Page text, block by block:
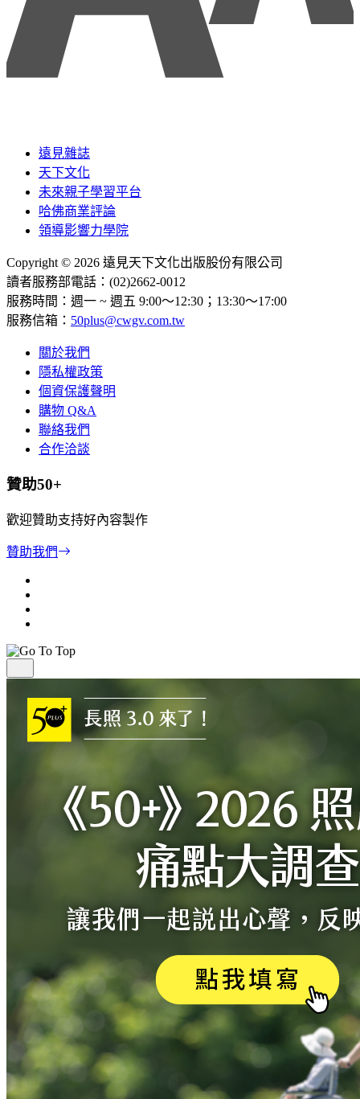
遠見雜誌
天下文化
未來親子學習平台
哈佛商業評論
領導影響力學院
Copyright © 2026 遠見天下文化出版股份有限公司
讀者服務部電話：(02)2662-0012
服務時間：週一 ~ 週五 9:00～12:30；13:30～17:00
服務信箱： 50plus@cwgv.com.tw
關於我們
隱私權政策
個資保護聲明
購物 Q&A
聯絡我們
合作洽談
贊助50+
歡迎贊助支持好內容製作
贊助我們